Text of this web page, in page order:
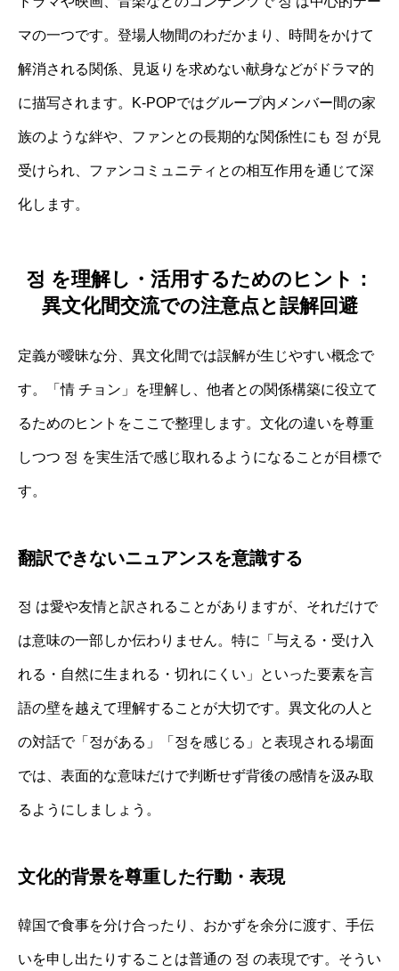
マの一つです。登場人物間のわだかまり、時間をかけて
解消される関係、見返りを求めない献身などがドラマ的
に描写されます。K-POPではグループ内メンバー間の家
族のような絆や、ファンとの長期的な関係性にも 정 が見
受けられ、ファンコミュニティとの相互作用を通じて深
化します。
정 を理解し・活用するためのヒント：
異文化間交流での注意点と誤解回避
定義が曖昧な分、異文化間では誤解が生じやすい概念で
す。「情 チョン」を理解し、他者との関係構築に役立て
るためのヒントをここで整理します。文化の違いを尊重
しつつ 정 を実生活で感じ取れるようになることが目標で
す。
翻訳できないニュアンスを意識する
정 は愛や友情と訳されることがありますが、それだけで
は意味の一部しか伝わりません。特に「与える・受け入
れる・自然に生まれる・切れにくい」といった要素を言
語の壁を越えて理解することが大切です。異文化の人と
の対話で「정がある」「정を感じる」と表現される場面
では、表面的な意味だけで判断せず背後の感情を汲み取
るようにしましょう。
文化的背景を尊重した行動・表現
韓国で食事を分け合ったり、おかずを余分に渡す、手伝
いを申し出たりすることは普通の 정 の表現です。そうい